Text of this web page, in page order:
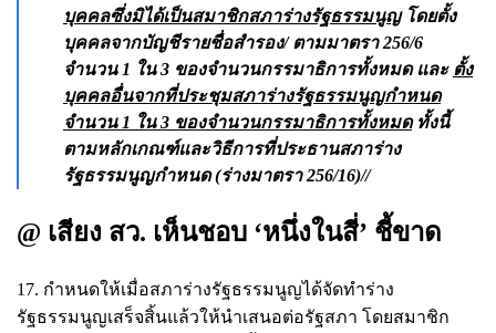
บุคคลซึ่งมิได้เป็นสมาชิกสภาร่างรัฐธรรมนูญโดยตั้ง
บุคคลจากบัญชีรายชื่อสำรอง/ ตามมาตรา 256/6
จำนวน 1 ใน 3 ของจำนวนกรรมาธิการทั้งหมด และ ตั้ง
บุคคลอื่นจากที่ประชุมสภาร่างรัฐธรรมนูญกำหนด
จำนวน 1 ใน 3 ของจำนวนกรรมาธิการทั้งหมด ทั้งนี้
ตามหลักเกณฑ์และวิธีการที่ประธานสภาร่าง
รัฐธรรมนูญกำหนด (ร่างมาตรา 256/16)//
@ เสียง สว. เห็นชอบ ‘หนึ่งในสี่’ ชี้ขาด
17. กำหนดให้เมื่อสภาร่างรัฐธรรมนูญได้จัดทำร่าง
รัฐธรรมนูญเสร็จสิ้นแล้วให้นำเสนอต่อรัฐสภา โดยสมาชิก